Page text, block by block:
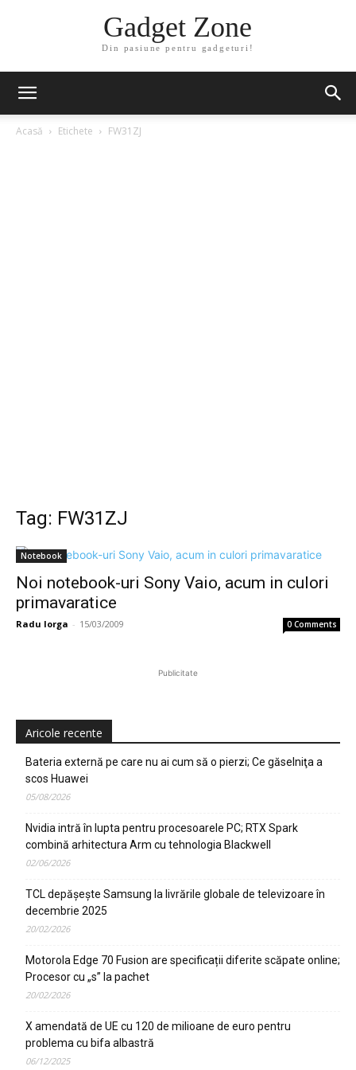
Gadget Zone
Din pasiune pentru gadgeturi!
Acasă Etichete FW31ZJ
Tag: FW31ZJ
Notebook
Noi notebook-uri Sony Vaio, acum in culori
primavaratice
Radu Iorga - 15/03/2009 0 Comments
Publicitate
Aricole recente
Bateria externă pe care nu ai cum să o pierzi; Ce găselniţa a
scos Huawei
05/08/2026
Nvidia intră în lupta pentru procesoarele PC; RTX Spark
combină arhitectura Arm cu tehnologia Blackwell
02/06/2026
TCL depășește Samsung la livrările globale de televizoare în
decembrie 2025
20/02/2026
Motorola Edge 70 Fusion are specificații diferite scăpate online;
Procesor cu „s” la pachet
20/02/2026
X amendată de UE cu 120 de milioane de euro pentru
problema cu bifa albastră
06/12/2025